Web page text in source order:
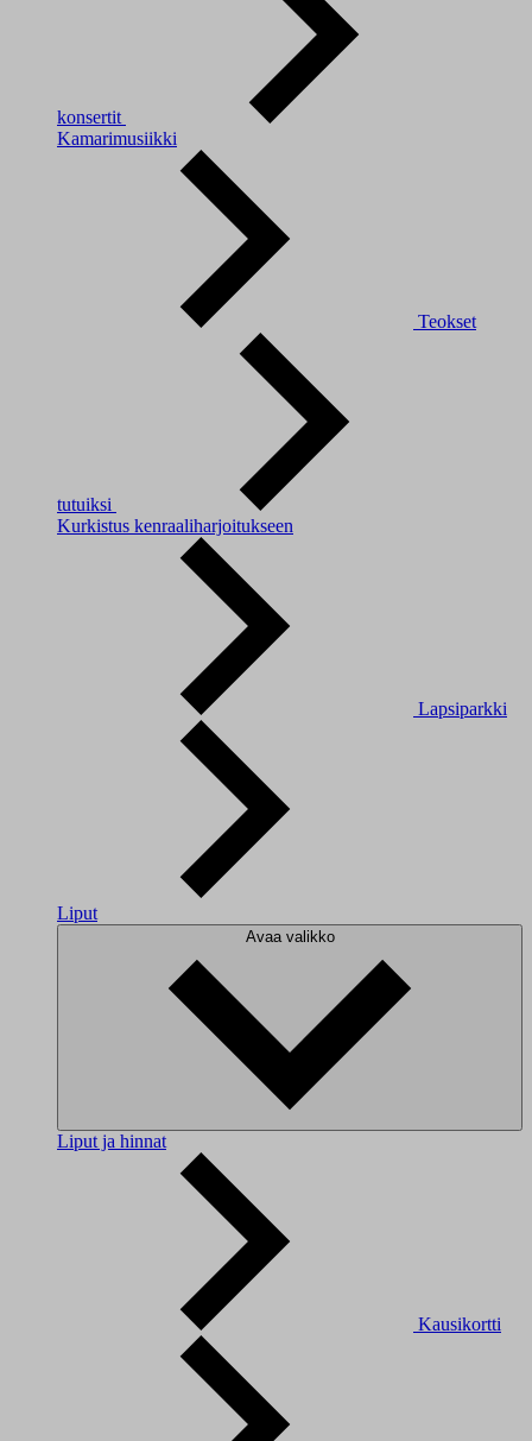
konsertit
Kamarimusiikki
Teokset
tutuiksi
Kurkistus kenraaliharjoitukseen
Lapsiparkki
Liput
Avaa valikko
Liput ja hinnat
Kausikortti